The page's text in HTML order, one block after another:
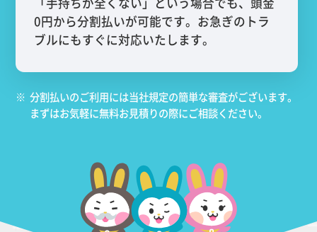
0円から分割払いが可能です。お急ぎのトラ
ブルにもすぐに対応いたします。
※ 分割払いのご利用には当社規定の簡単な審査がございます。
まずはお気軽に無料お見積りの際にご相談ください。